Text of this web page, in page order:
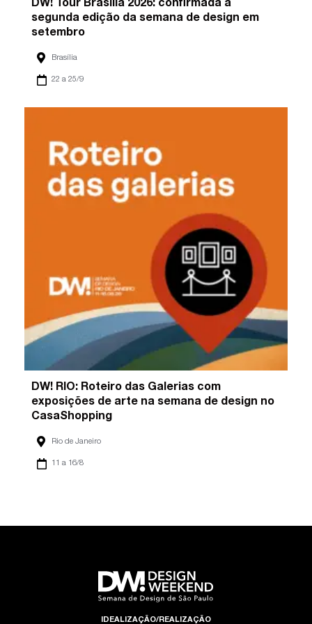
DW! Tour Brasília 2026: confirmada a
segunda edição da semana de design em
setembro
Brasília
22 a 25/9
DW! RIO: Roteiro das Galerias com
exposições de arte na semana de design no
CasaShopping
Rio de Janeiro
11 a 16/8
IDEALIZAÇÃO/REALIZAÇÃO